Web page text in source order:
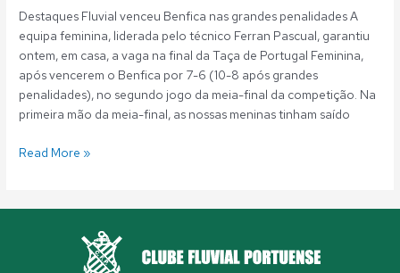
Destaques Fluvial venceu Benfica nas grandes penalidades A
equipa feminina, liderada pelo técnico Ferran Pascual, garantiu
ontem, em casa, a vaga na final da Taça de Portugal Feminina,
após vencerem o Benfica por 7-6 (10-8 após grandes
penalidades), no segundo jogo da meia-final da competição. Na
primeira mão da meia-final, as nossas meninas tinham saído
Read More »